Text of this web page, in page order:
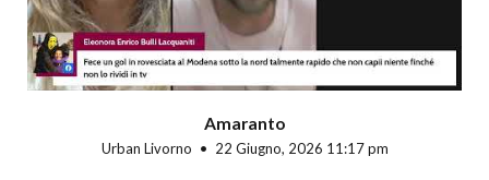
Amaranto
Urban Livorno 22 Giugno, 2026 11:17 pm